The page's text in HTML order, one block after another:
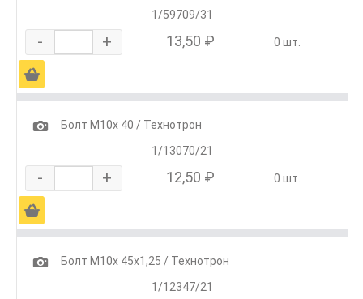
1/59709/31
- + 13,50 ₽ 0 шт.
Ä
1
Болт М10х 40 / Технотрон
1/13070/21
- + 12,50 ₽ 0 шт.
Ä
1
Болт М10х 45х1,25 / Технотрон
1/12347/21